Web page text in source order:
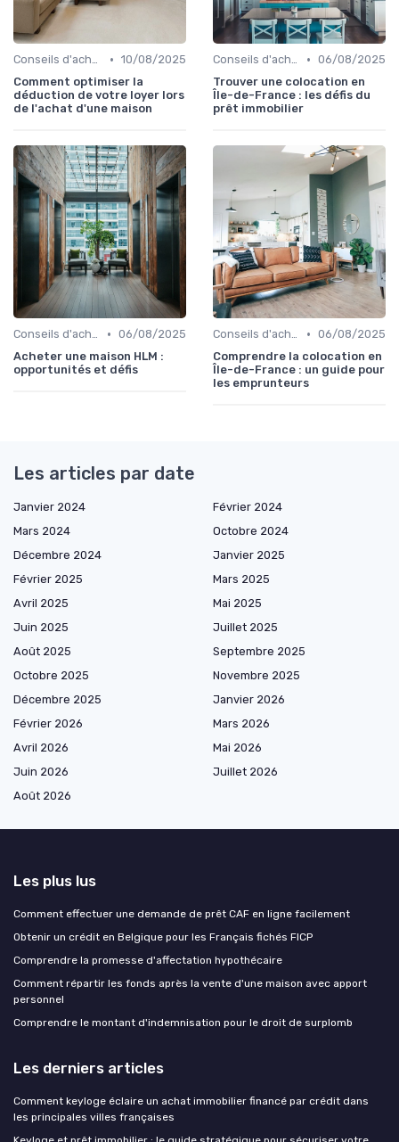
Conseils d'achat immobilier • 10/08/2025
Comment optimiser la
déduction de votre loyer lors
de l'achat d'une maison
Conseils d'achat immobilier • 06/08/2025
Trouver une colocation en
Île-de-France : les défis du
prêt immobilier
Conseils d'achat immobilier • 06/08/2025
Acheter une maison HLM :
opportunités et défis
Conseils d'achat immobilier • 06/08/2025
Comprendre la colocation en
Île-de-France : un guide pour
les emprunteurs
Les articles par date
Janvier 2024
Février 2024
Mars 2024
Octobre 2024
Décembre 2024
Janvier 2025
Février 2025
Mars 2025
Avril 2025
Mai 2025
Juin 2025
Juillet 2025
Août 2025
Septembre 2025
Octobre 2025
Novembre 2025
Décembre 2025
Janvier 2026
Février 2026
Mars 2026
Avril 2026
Mai 2026
Juin 2026
Juillet 2026
Août 2026
Les plus lus
Comment effectuer une demande de prêt CAF en ligne facilement
Obtenir un crédit en Belgique pour les Français fichés FICP
Comprendre la promesse d'affectation hypothécaire
Comment répartir les fonds après la vente d'une maison avec apport
personnel
Comprendre le montant d'indemnisation pour le droit de surplomb
Les derniers articles
Comment keyloge éclaire un achat immobilier financé par crédit dans
les principales villes françaises